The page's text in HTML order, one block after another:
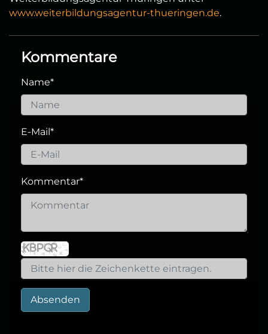
www.weiterbildungsagentur-thueringen.de.
Kommentare
Name*
E-Mail*
Kommentar*
Absenden